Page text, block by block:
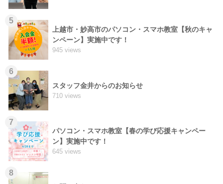
5
上越市・妙高市のパソコン・スマホ教室【秋のキャ
ンペーン】実施中です！
945 views
6
スタッフ金井からのお知らせ
710 views
7
パソコン・スマホ教室【春の学び応援キャンペー
ン】実施中です！
645 views
8